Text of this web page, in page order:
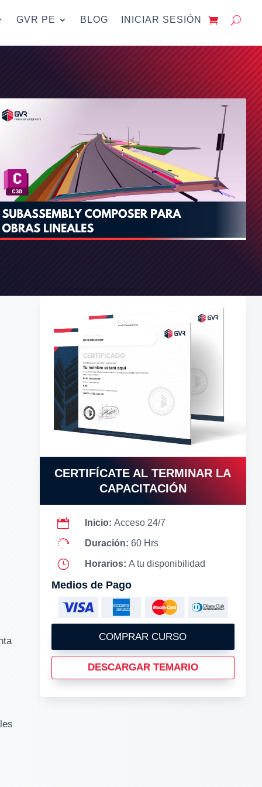
GVR PE BLOG INICIAR SESIÓN
CERTIFÍCATE AL TERMINAR LA
CAPACITACIÓN
 Inicio: Acceso 24/7
 Duración: 60 Hrs
} Horarios: A tu disponibilidad
Medios de Pago
COMPRAR CURSO
DESCARGAR TEMARIO